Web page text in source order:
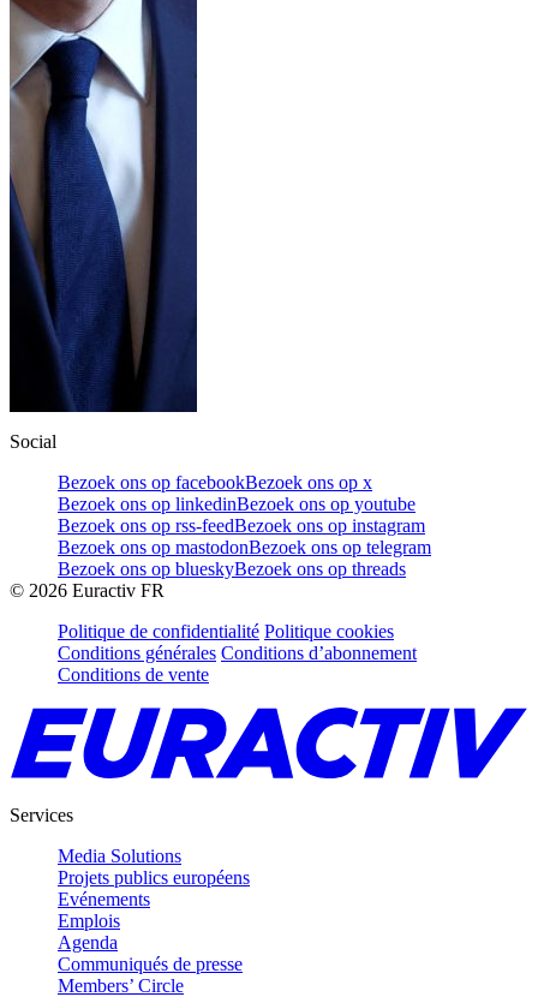
Social
Bezoek ons op facebookBezoek ons op x
Bezoek ons op linkedinBezoek ons op youtube
Bezoek ons op rss-feedBezoek ons op instagram
Bezoek ons op mastodonBezoek ons op telegram
Bezoek ons op blueskyBezoek ons op threads
© 2026 Euractiv FR
Politique de confidentialité Politique cookies
Conditions générales Conditions d’abonnement
Conditions de vente
Services
Media Solutions
Projets publics européens
Evénements
Emplois
Agenda
Communiqués de presse
Members’ Circle